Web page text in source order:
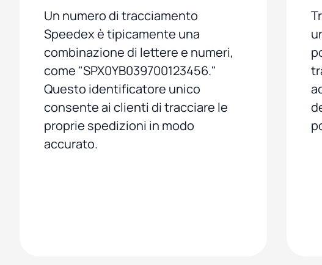
Un numero di tracciamento
Speedex è tipicamente una
combinazione di lettere e numeri,
come "SPX0YB039700123456."
Questo identificatore unico
consente ai clienti di tracciare le
proprie spedizioni in modo
accurato.